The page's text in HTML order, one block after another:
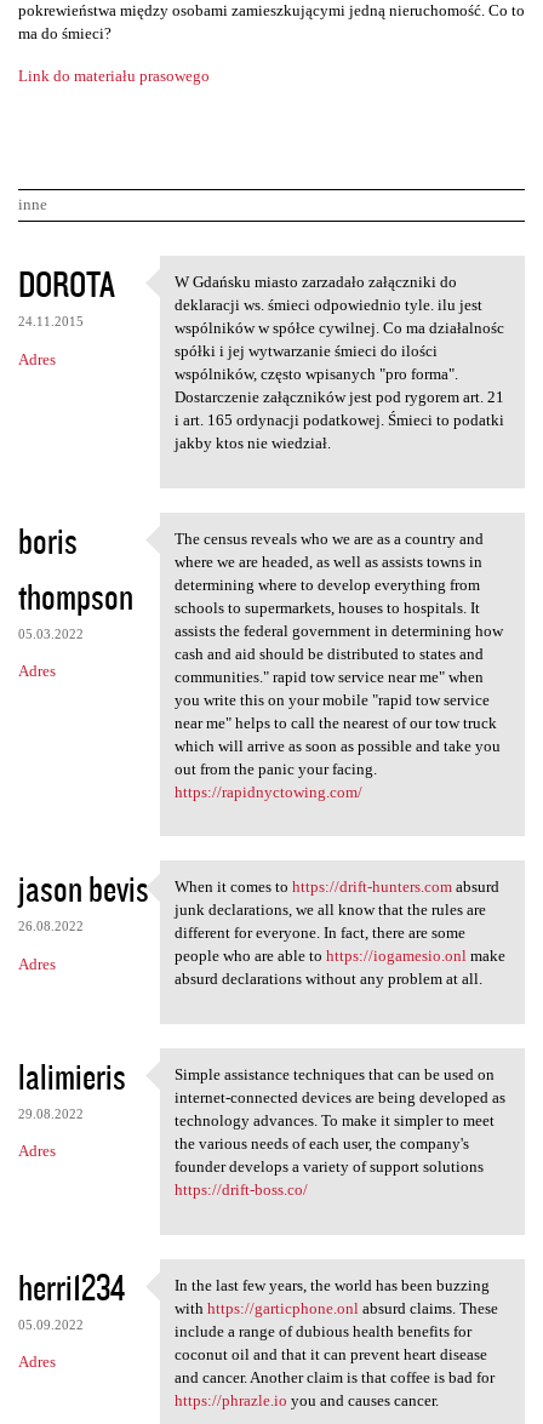
pokrewieństwa między osobami zamieszkującymi jedną nieruchomość. Co to
ma do śmieci?
Link do materiału prasowego
inne
K
o
m
e
z
e
DOROTA
24.11.2015
Adres
W Gdańsku miasto zarzadało
W Gdańsku miasto zarzadało załączniki do
deklaracji ws. śmieci odpowiednio tyle. ilu jest
wspólników w spółce cywilnej. Co ma działalnośc
spółki i jej wytwarzanie śmieci do ilości
wspólników, często wpisanych "pro forma".
Dostarczenie załączników jest pod rygorem art. 21
i art. 165 ordynacji podatkowej. Śmieci to podatki
jakby ktos nie wiedział.
boris
thompson
05.03.2022
Adres
The census reveals who we are
The census reveals who we are as a country and
where we are headed, as well as assists towns in
determining where to develop everything from
schools to supermarkets, houses to hospitals. It
assists the federal government in determining how
cash and aid should be distributed to states and
communities." rapid tow service near me" when
you write this on your mobile "rapid tow service
near me" helps to call the nearest of our tow truck
which will arrive as soon as possible and take you
out from the panic your facing.
https://rapidnyctowing.com/
jason bevis
26.08.2022
Adres
When it comes to https:/
When it comes to https://drift-hunters.comabsurd
junk declarations, we all know that the rules are
different for everyone. In fact, there are some
people who are able to https://iogamesio.onlmake
absurd declarations without any problem at all.
lalimieris
29.08.2022
Adres
Simple assistance techniques
Simple assistance techniques that can be used on
internet-connected devices are being developed as
technology advances. To make it simpler to meet
the various needs of each user, the company's
founder develops a variety of support solutions
https://drift-boss.co/
herri1234
05.09.2022
Adres
In the last few years, the
In the last few years, the world has been buzzing
with https://garticphone.onl absurd claims. These
include a range of dubious health benefits for
coconut oil and that it can prevent heart disease
and cancer. Another claim is that coffee is bad for
https://phrazle.io you and causes cancer.